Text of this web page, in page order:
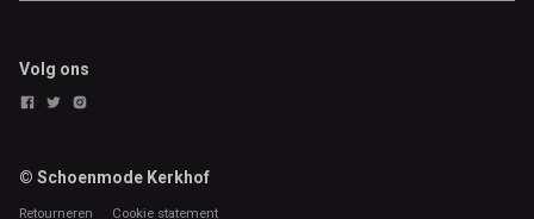
Volg ons
© Schoenmode Kerkhof
Retourneren Cookie statement